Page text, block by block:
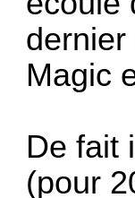
Magic
De fait
(pour